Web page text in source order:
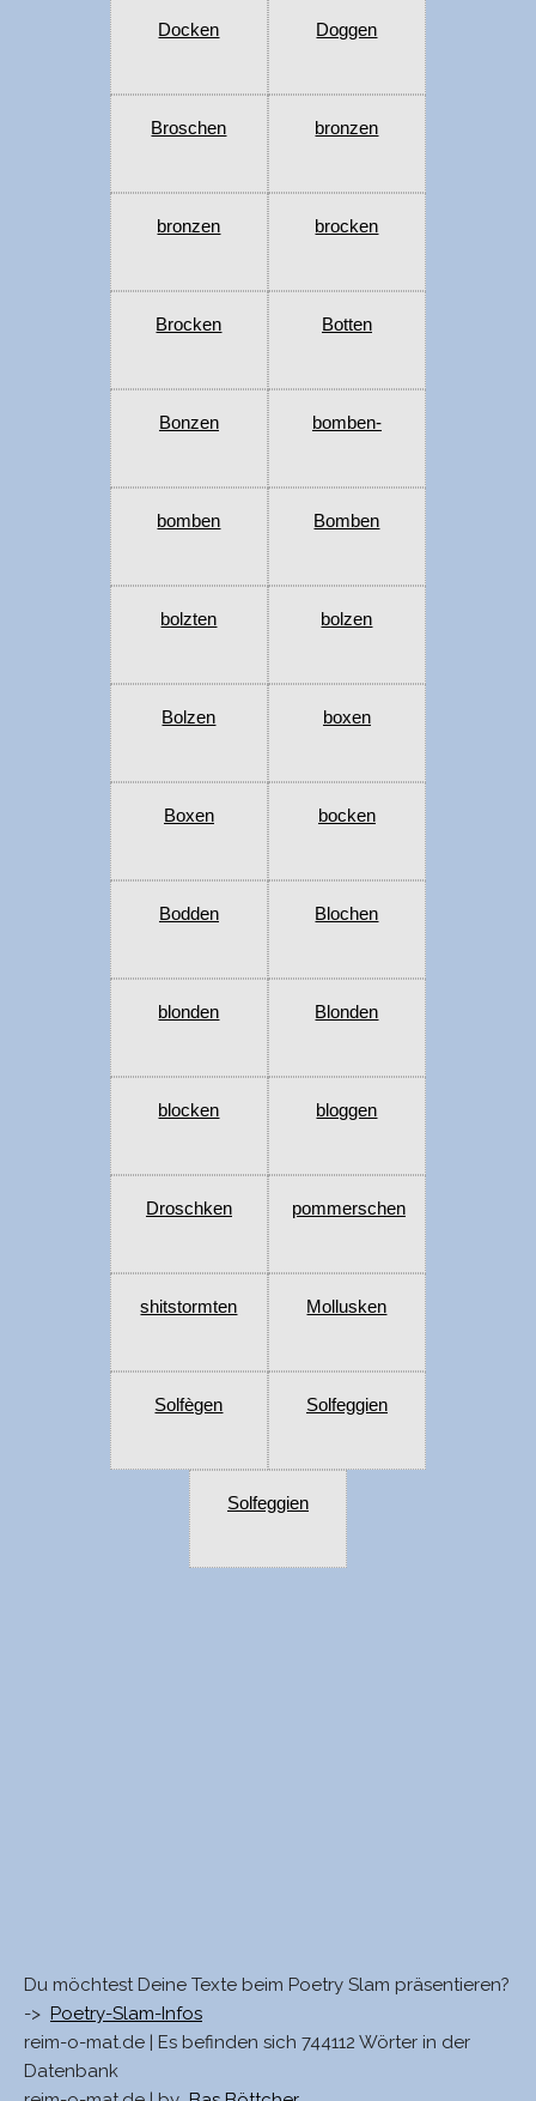
Docken Doggen
Broschen bronzen
bronzen brocken
Brocken Botten
Bonzen bomben-
bomben Bomben
bolzten bolzen
Bolzen boxen
Boxen bocken
Bodden Blochen
blonden Blonden
blocken bloggen
Droschken pommerschen
shitstormten Mollusken
Solfègen Solfeggien
Solfeggien
Du möchtest Deine Texte beim Poetry Slam präsentieren?
-> Poetry-Slam-Infos
reim-o-mat.de | Es befinden sich 744112 Wörter in der
Datenbank